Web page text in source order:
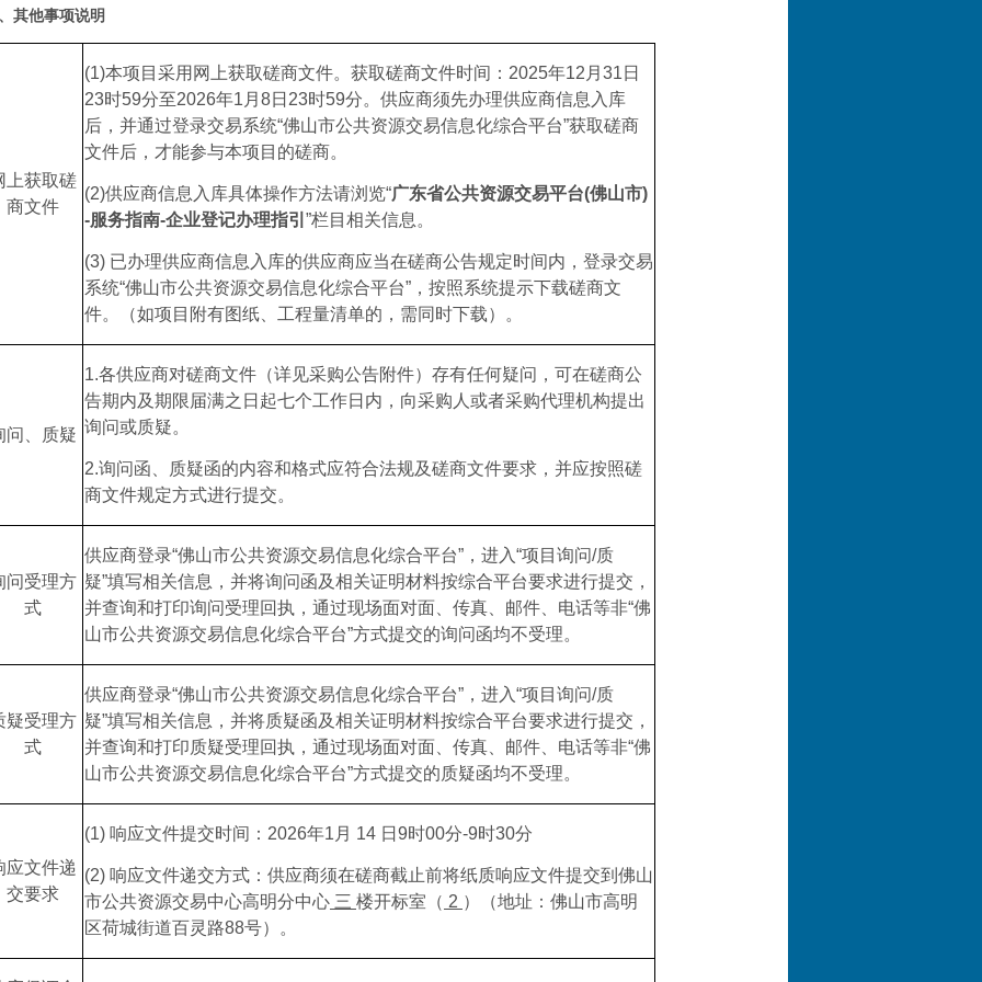
其他事项说明
上获取磋
商文件
(1)本项目采用网上获取磋商文件。获取磋商文件时间： 2025年12 月 31 日
23时59分至2026年1 月 8日 23时59分。 供应商须先办理供应商信息入库
后，并通过登录交易系统“佛山市公共资源交易信息化综合平台”获取磋商
文件后，才能参与本项目的磋商。
(2)供应商信息入库具体操作方法请浏览“广东省公共资源交易平台(佛山市)
-服务指南-企业登记办理指引 ”栏目相关信息。
(3) 已办理供应商信息入库的供应商应当在磋商公告规定时间内，登录交易
系统“佛山市公共资源交易信息化综合平台”，按照系统提示下载磋商文
件。（如项目附有图纸 、工程量清单的，需同时下载）。
问、质疑
1.各供应商对磋商文件 （详见采购公告附件）存有任何疑问，可在磋商公
告期内及期限届满之日起七个工作日内，向采购人或者采购代理机构提出
询问或质疑。
2.询问函、质疑函的内容和格式应符合法规及磋商文件要求，并应按照磋
商文件规定方式进行提交。
问受理方
式
供应商登录“佛山市公共资源交易信息化综合平台”，进入“项目询问/质
疑”填写相关信息，并将询问函及相关证明材料按综合平台要求进行提交，
并查询和打印询问受理回执，通过现场面对面、传真、邮件、电话等非“佛
山市公共资源交易信息化综合平台”方式提交的询问函均不受理。
疑受理方
式
供应商登录“佛山市公共资源交易信息化综合平台”，进入“项目询问/质
疑”填写相关信息，并将质疑函及相关证明材料按综合平台要求进行提交，
并查询和打印质疑受理回执，通过现场面对面、传真、邮件、电话等非“佛
山市公共资源交易信息化综合平台”方式提交的质疑函均不受理。
应文件递
交要求
(1) 响应文件提交时间： 2026年1 月 14 日 9时00分-9时30分
(2) 响应文件递交方式：供应商须在磋商截止前将纸质响应文件提交到佛山
市公共资源交易中心高明分中心 三 楼开标室 （ 2 ）
（地址：佛山市高明
区荷城街道百灵路88号）。